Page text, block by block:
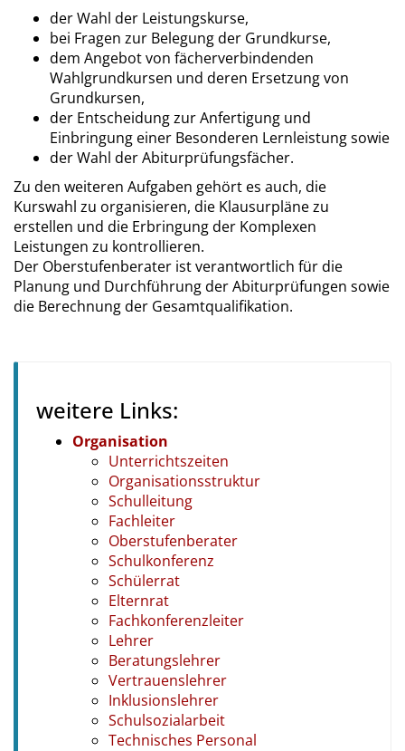
der Wahl der Leistungskurse,
bei Fragen zur Belegung der Grundkurse,
dem Angebot von fächerverbindenden
Wahlgrundkursen und deren Ersetzung von
Grundkursen,
der Entscheidung zur Anfertigung und
Einbringung einer Besonderen Lernleistung sowie
der Wahl der Abiturprüfungsfächer.
Zu den weiteren Aufgaben gehört es auch, die
Kurswahl zu organisieren, die Klausurpläne zu
erstellen und die Erbringung der Komplexen
Leistungen zu kontrollieren.
Der Oberstufenberater ist verantwortlich für die
Planung und Durchführung der Abiturprüfungen sowie
die Berechnung der Gesamtqualifikation.
weitere Links:
Organisation
Unterrichtszeiten
Organisationsstruktur
Schulleitung
Fachleiter
Oberstufenberater
Schulkonferenz
Schülerrat
Elternrat
Fachkonferenzleiter
Lehrer
Beratungslehrer
Vertrauenslehrer
Inklusionslehrer
Schulsozialarbeit
Technisches Personal